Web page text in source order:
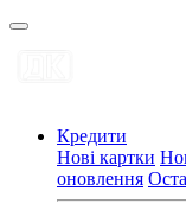
Кредити
Нові картки
оновлення